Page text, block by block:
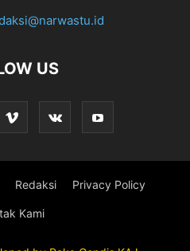
US
Redaksi Privacy Policy
Kami